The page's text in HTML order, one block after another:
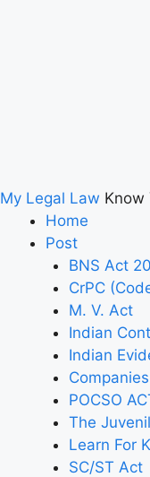
My Legal Law Know
Home
Post
BNS Act
CrPC
M. V. Act
Indian
Indian
POCSO
The
Learn For
SC/ST Act